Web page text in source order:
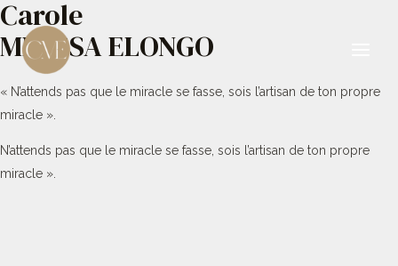
Aller
contenu
Carole
MBESSA ELONGO
« N’attends pas que le miracle se fasse, sois l’artisan de ton propre
miracle ».
N’attends pas que le miracle se fasse, sois l’artisan de ton propre
miracle ».